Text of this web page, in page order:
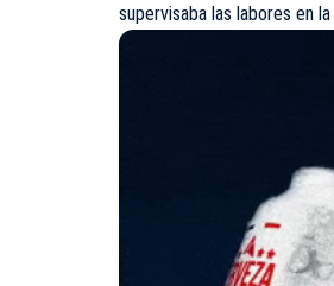
supervisaba las labores en